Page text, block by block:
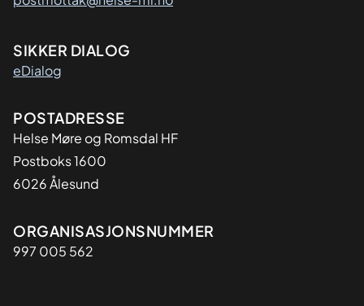
SIKKER DIALOG
eDialog
Adresse
POSTADRESSE
Helse Møre og Romsdal HF
Postboks 1600
6026 Ålesund
Organisasjon
ORGANISASJONSNUMMER
997 005 562